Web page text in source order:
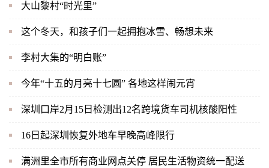
大山黎村“时光里”
这个冬天，和孩子们一起拥抱冰雪、畅想未来
李村大集的“明白账”
今年“十五的月亮十七圆” 各地这样闹元宵
深圳口岸2月15日检测出12名跨境货车司机核酸阳性
16日起深圳恢复外地车早晚高峰限行
满洲里全市所有商业网点关停 居民生活物资统一配送